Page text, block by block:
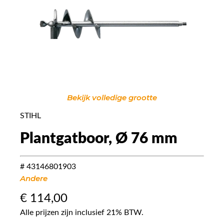
Bekijk volledige grootte
STIHL
Plantgatboor, Ø 76 mm
# 43146801903
Andere
€ 114,00
Alle prijzen zijn inclusief 21% BTW.